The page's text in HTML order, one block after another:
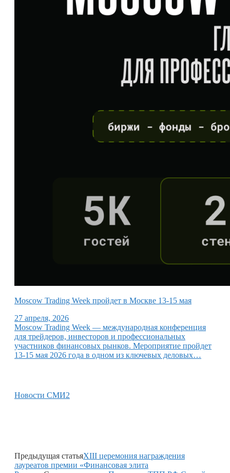
Moscow Trading Week пройдет в Москве 13-15 мая
27 апреля, 2026
Moscow Trading Week — международная конференция
для трейдеров, инвесторов и профессиональных
участников финансовых рынков. Мероприятие пройдет
13-15 мая 2026 года в одном из ключевых деловых…
Новости СМИ2
Предыдущая статьяXIII церемония награждения
лауреатов премии «Финансовая элита